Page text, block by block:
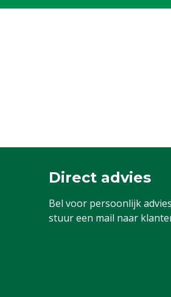
Direct advies
Bel voor persoonlijk
stuur een mail naar